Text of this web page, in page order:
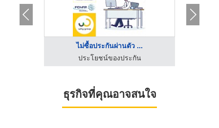
ไม่ซื้อประกันผ่านตัว ...
ประโยชน์ของประกัน
ธุรกิจที่คุณอาจสนใจ